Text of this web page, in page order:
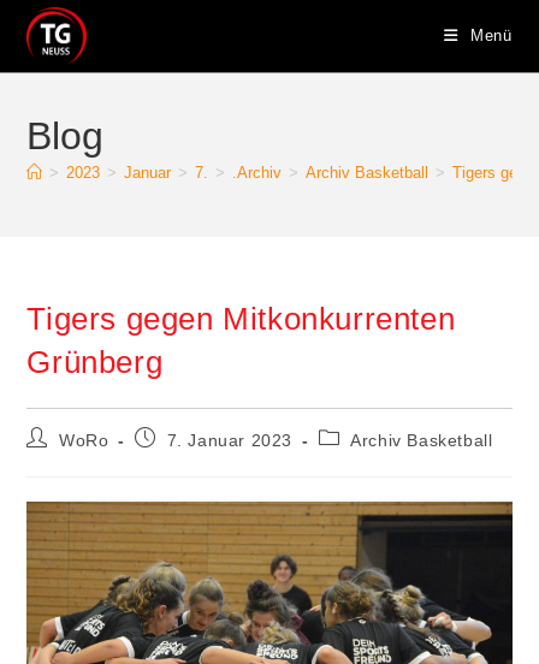
Inhalt
springen
Menü
Blog
> 2023 > Januar > 7. > .Archiv > Archiv Basketball > Tigers
Tigers gegen Mitkonkurrenten
Grünberg
Beitrags-
WoRo
Beitrag7. Januar 2023
Beitrags-
Archiv Basketball